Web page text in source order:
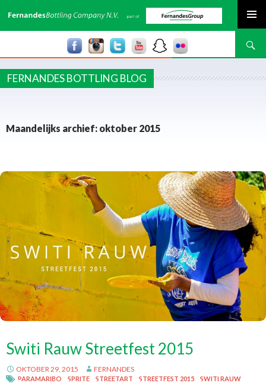
Zoeken
FERNANDES BOTTLING BLOG
Maandelijks archief: oktober 2015
Switi Rauw Streetfest 2015
OKTOBER 29, 2015 FERNANDES
PARAMARIBO SPRITE STREETART STREETFEST 2015 SWITI RAUW